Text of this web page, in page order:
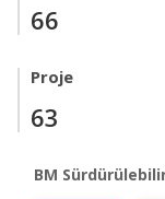
66
Proje
63
BM